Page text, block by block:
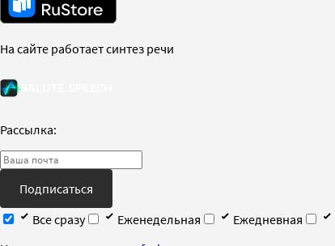
На сайте работает синтез речи
Рассылка:
Подписаться
Все сразу
Еженедельная Ежедневная